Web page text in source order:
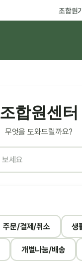
조합원
조합원센터
무엇을 도와드릴까요?
주문/결제/취소 생
개별나눔/배송